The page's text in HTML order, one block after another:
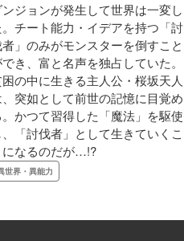
ンジョンが発生して世界は一変し
。チート能力・イデアを持つ「討
」のみがモンスターを倒すこと
き、富と名声を独占していた。
の中に生きる主人公・桜坂天人
、突如として前世の記憶に目覚め
。かつて習得した「魔法」を駆使
、「討伐者」として生きていくこ
になるのだが…!?
世界・異能力